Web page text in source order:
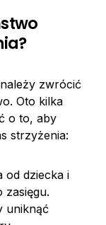
zwrócić
Oto kilka
o to, aby
strzyżenia:
od dziecka i
zasięgu.
uniknąć